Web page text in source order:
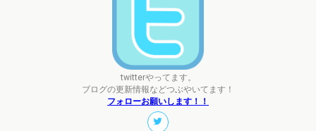
twitterやってます。
ブログの更新情報などつぶやいてます！
フォローお願いします！！